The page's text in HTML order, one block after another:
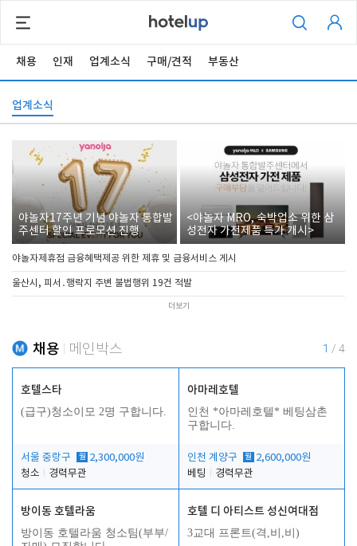
채용 인재 업계소식 구매/견적 부동산
업계소식
야놀자17주년 기념 야놀자 통합발
주센터 할인 프로모션 진행
<야놀자 MRO, 숙박업소 위한 삼
성전자 가전제품 특가 개시>
야놀자제휴점 금융혜택제공 위한 제휴 및 금융서비스 게시
울산시, 피서․행락지 주변 불법행위 19건 적발
더보기
채용 메인박스 1 / 4
호텔스타
(급구)청소이모 2명 구합니다.
서울 중랑구 월 2,300,000원
청소
경력무관
아마레호텔
인천 *아마레호텔* 베팅삼촌
구합니다.
인천 계양구 월 2,600,000원
베팅
경력무관
방이동 호텔라움
방이동 호텔라움 청소팀(부부/
호텔 디 아티스트 성신여대점
3교대 프론트(격,비,비)